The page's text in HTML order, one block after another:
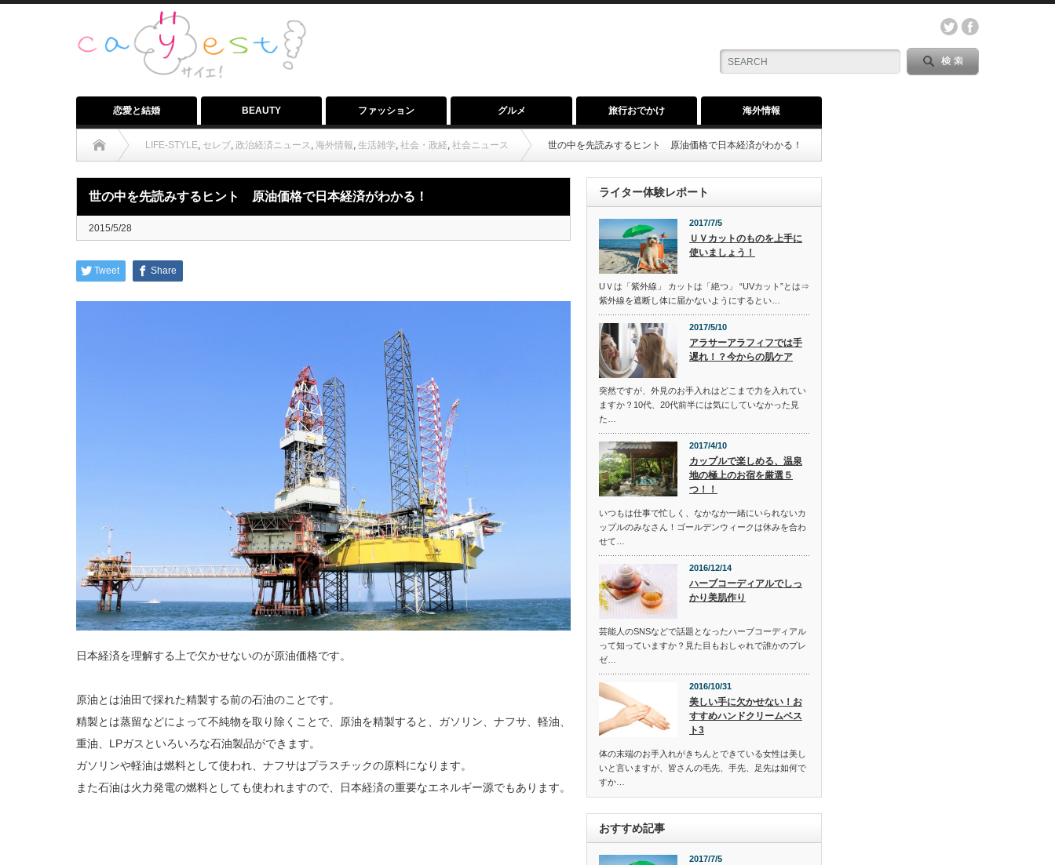
恋愛と結婚 BEAUTY ファッション グルメ 旅行おでかけ 海外情報
LIFE-STYLE, セレブ, 政治経済ニュース, 海外情報, 生活雑学, 社会・政経, 社会ニュース 世の中を先読みするヒント 原油価格で日本経済がわかる！
世の中を先読みするヒント 原油価格で日本経済がわかる！
2015/5/28
Tweet Share
日本経済を理解する上で欠かせないのが原油価格です。
原油とは油田で採れた精製する前の石油のことです。
精製とは蒸留などによって不純物を取り除くことで、原油を精製すると、ガソリン、ナフサ、軽油、
重油、LPガスといろいろな石油製品ができます。
ガソリンや軽油は燃料として使われ、ナフサはプラスチックの原料になります。
また石油は火力発電の燃料としても使われますので、日本経済の重要なエネルギー源でもあります。
ライター体験レポート
2017/7/5
ＵＶカットのものを上手に
使いましょう！
UＶは「紫外線」 カットは「絶つ」 “UVカット”とは⇒
紫外線を遮断し体に届かないようにするとい…
2017/5/10
アラサーアラフィフでは手
遅れ！？今からの肌ケア
突然ですが、外見のお手入れはどこまで力を入れてい
ますか？10代、20代前半には気にしていなかった見
た…
2017/4/10
カップルで楽しめる、温泉
地の極上のお宿を厳選５
つ！！
いつもは仕事で忙しく、なかなか一緒にいられないカ
ップルのみなさん！ゴールデンウィークは休みを合わ
せて…
2016/12/14
ハーブコーディアルでしっ
かり美肌作り
芸能人のSNSなどで話題となったハーブコーディアル
って知っていますか？見た目もおしゃれで誰かのプレ
ゼ…
2016/10/31
美しい手に欠かせない！お
すすめハンドクリームベス
ト3
体の末端のお手入れがきちんとできている女性は美し
いと言いますが、皆さんの毛先、手先、足先は如何で
すか…
おすすめ記事
2017/7/5